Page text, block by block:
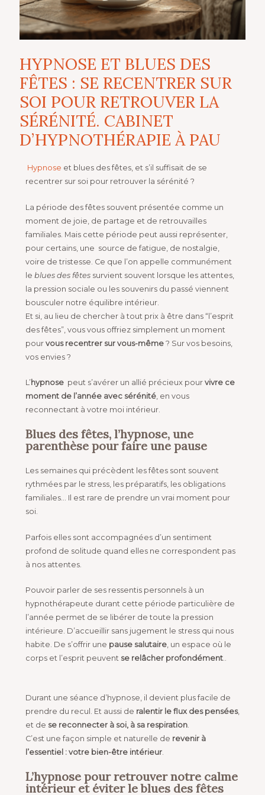
HYPNOSE ET BLUES DES
FÊTES : SE RECENTRER SUR
SOI POUR RETROUVER LA
SÉRÉNITÉ. CABINET
D’HYPNOTHÉRAPIE À PAU
Hypnose et blues des fêtes, et s’il suffisait de se
recentrer sur soi pour retrouver la sérénité ?
La période des fêtes souvent présentée comme un
moment de joie, de partage et de retrouvailles
familiales. Mais cette période peut aussi représenter,
pour certains, une source de fatigue, de nostalgie,
voire de tristesse. Ce que l’on appelle communément
le blues des fêtessurvient souvent lorsque les attentes,
la pression sociale ou les souvenirs du passé viennent
bousculer notre équilibre intérieur.
Et si, au lieu de chercher à tout prix à être dans “l’esprit
des fêtes”, vous vous offriez simplement un moment
pour vous recentrer sur vous-même? Sur vos besoins,
vos envies ?
L’hypnosepeut s’avérer un allié précieux pour vivre ce
moment de l’année avec sérénité, en vous
reconnectant à votre moi intérieur.
Blues des fêtes, l’hypnose, une
parenthèse pour faire une pause
Les semaines qui précèdent les fêtes sont souvent
rythmées par le stress, les préparatifs, les obligations
familiales… Il est rare de prendre un vrai moment pour
soi.
Parfois elles sont accompagnées d’un sentiment
profond de solitude quand elles ne correspondent pas
à nos attentes.
Pouvoir parler de ses ressentis personnels à un
hypnothérapeute durant cette période particulière de
l’année permet de se libérer de toute la pression
intérieure. D’accueillir sans jugement le stress qui nous
habite. De s’offrir une pause salutaire, un espace où le
corps et l’esprit peuvent se relâcher profondément..
Durant une séance d’hypnose , il devient plus facile de
prendre du recul. Et aussi de ralentir le flux des pensées,
et de se reconnecter à soi, à sa respiration.
C’est une façon simple et naturelle de revenir à
l’essentiel : votre bien-être intérieur.
L’hypnose pour retrouver notre calme
intérieur et éviter le blues des fêtes